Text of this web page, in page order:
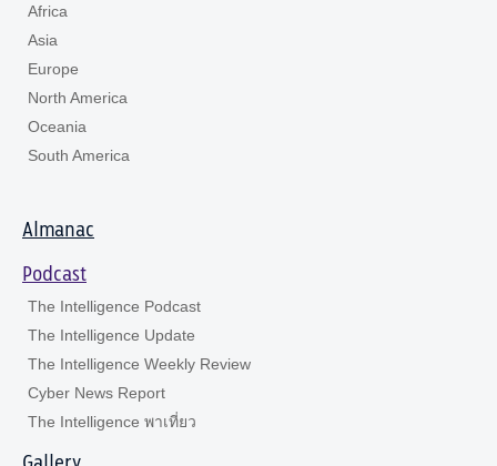
Africa
Asia
Europe
North America
Oceania
South America
Almanac
Podcast
The Intelligence Podcast
The Intelligence Update
The Intelligence Weekly Review
Cyber News Report
The Intelligence พาเที่ยว